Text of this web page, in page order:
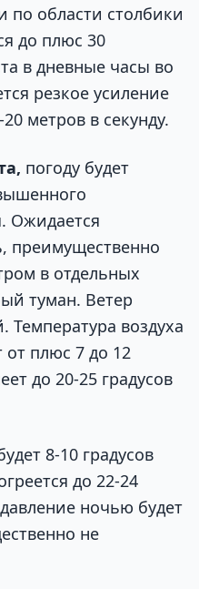
по области столбики
до плюс 30
в дневные часы во
резкое усиление
метров в секунду.
погоду будет
Ожидается
преимущественно
в отдельных
туман. Ветер
воздуха
от плюс 7 до 12
до 20-25 градусов
8-10 градусов
до 22-24
ночью будет
не